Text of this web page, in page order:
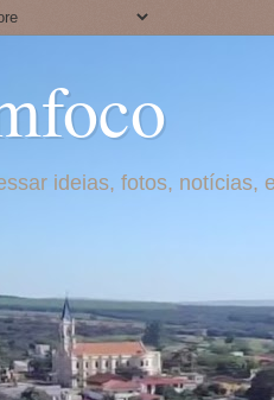
ideias, fotos,